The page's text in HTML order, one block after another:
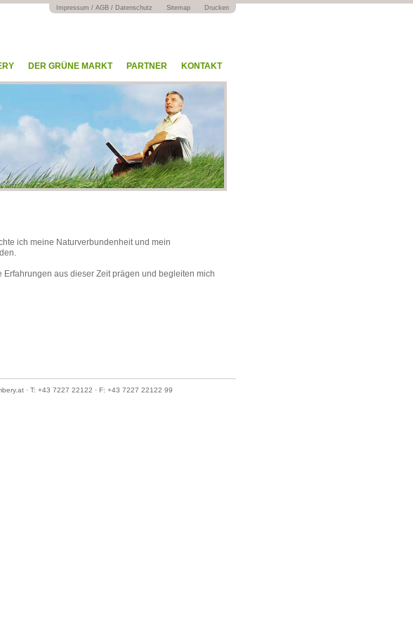
Drucken
Sitemap
Impressum / AGB / Datenschutz
KONTAKT
PARTNER
DER GRÜNE MARKT
ich meine Naturverbundenheit und mein
aus dieser Zeit prägen und begleiten mich
· T: +43 7227 22122 · F: +43 7227 22122 99